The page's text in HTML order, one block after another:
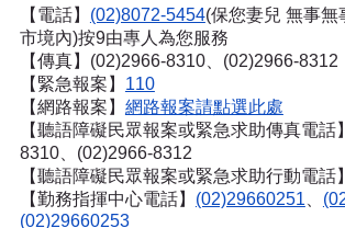
【電話】 (02)8072-5454(保您妻兒 無事無
市境內)按9由專人為您服務
【傳真】(02)2966-8310、(02)2966-8312
【緊急報案】 110
【網路報案】 網路報案請點選此處
【聽語障礙民眾報案或緊急求助傳真電話】
8310、(02)2966-8312
【聽語障礙民眾報案或緊急求助行動電話
【勤務指揮中心電話】 (02)29660251
(02)29660253